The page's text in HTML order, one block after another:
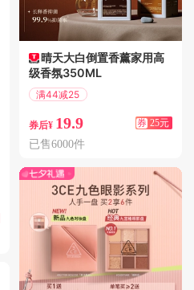
晴天大白倒置香薰家用高
级香氛350ML
满44减25
券后¥ 19.9 券 25元
已售6000件